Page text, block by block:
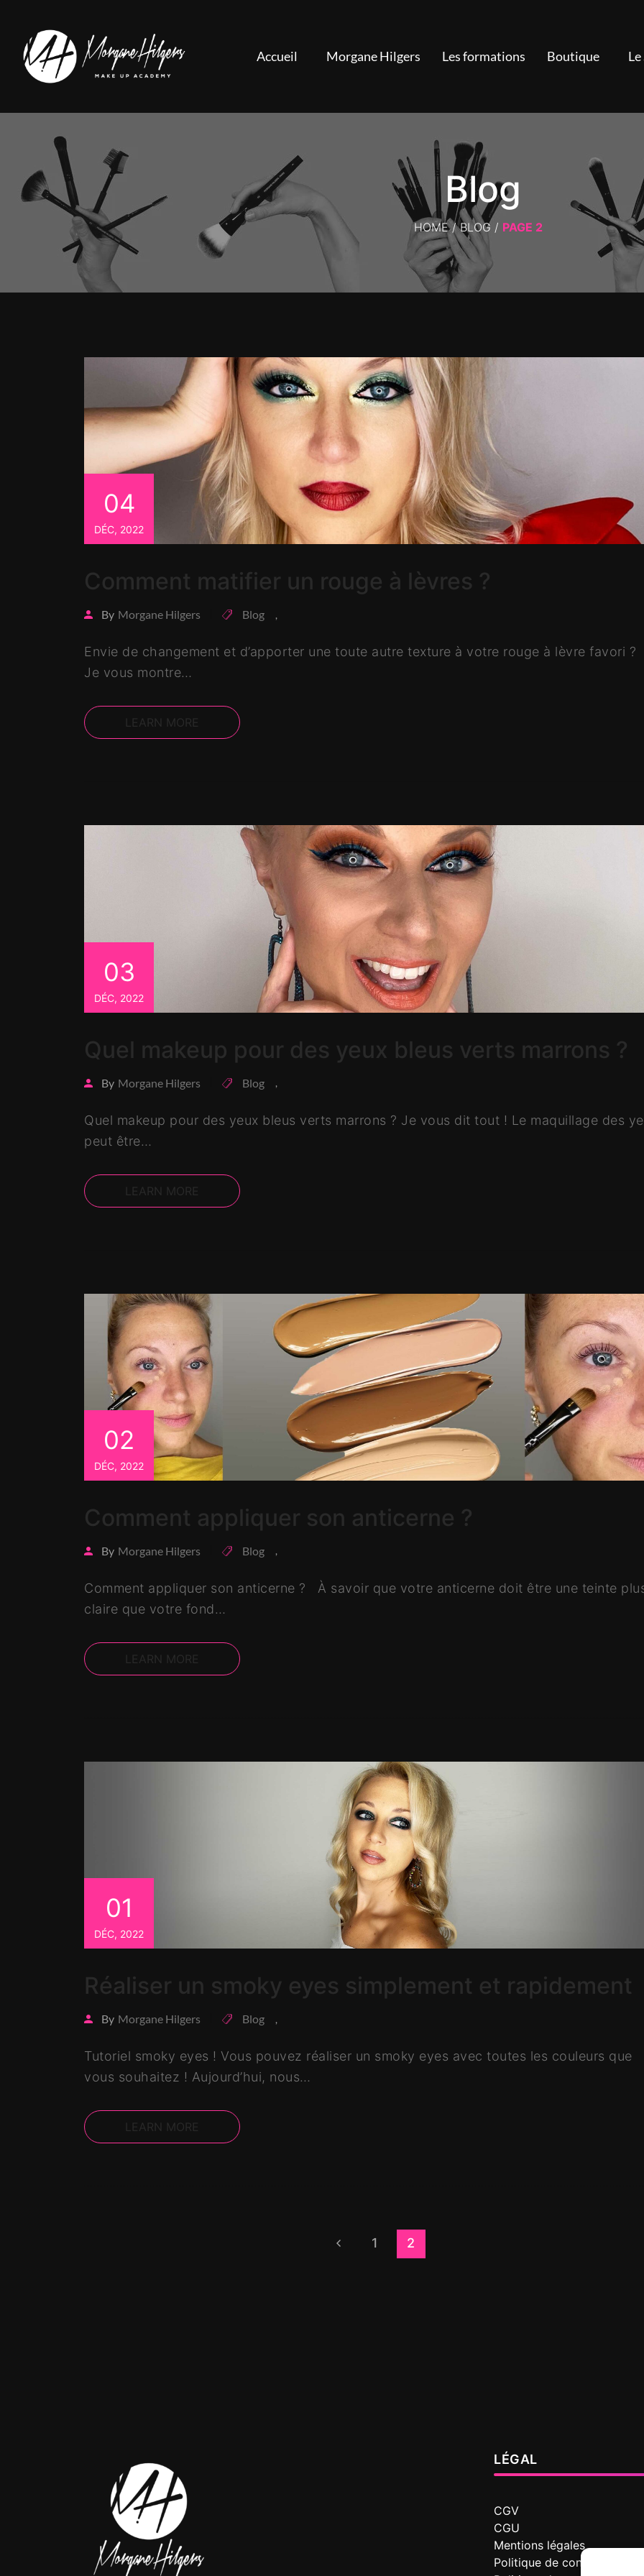
Accueil Morgane Hilgers Les formations Boutique
Blog
HOME / BLOG / PAGE 2
04
DÉC, 2022
Comment matifier un rouge à lèvres ?
By Morgane Hilgers Blog ,
Envie de changement et d’apporter une toute autre texture à votre rouge à lèvre favori
Je vous montre…
LEARN MORE
03
DÉC, 2022
Quel makeup pour des yeux bleus verts marrons ?
By Morgane Hilgers Blog ,
Quel makeup pour des yeux bleus verts marrons ? Je vous dit tout ! Le maquillage des
peut être…
LEARN MORE
02
DÉC, 2022
Comment appliquer son anticerne ?
By Morgane Hilgers Blog ,
Comment appliquer son anticerne ? À savoir que votre anticerne doit être une teinte
claire que votre fond…
LEARN MORE
01
DÉC, 2022
Réaliser un smoky eyes simplement et rapidement
By Morgane Hilgers Blog ,
Tutoriel smoky eyes ! Vous pouvez réaliser un smoky eyes avec toutes les couleurs que
vous souhaitez ! Aujourd’hui, nous…
LEARN MORE
1 2
LÉGAL
CGV
CGU
Mentions légales
Politique de confidentialité